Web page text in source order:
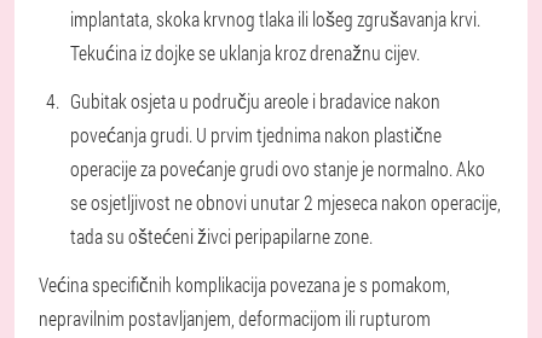
implantata, skoka krvnog tlaka ili lošeg zgrušavanja krvi.
Tekućina iz dojke se uklanja kroz drenažnu cijev.
Gubitak osjeta u području areole i bradavice nakon
povećanja grudi. U prvim tjednima nakon plastične
operacije za povećanje grudi ovo stanje je normalno. Ako
se osjetljivost ne obnovi unutar 2 mjeseca nakon operacije,
tada su oštećeni živci peripapilarne zone.
Većina specifičnih komplikacija povezana je s pomakom,
nepravilnim postavljanjem, deformacijom ili rupturom